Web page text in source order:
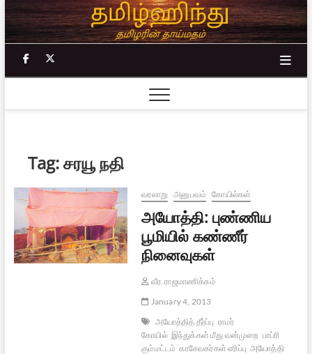
Skip
to
content
facebook
Tag:சரயூ நதி
வரலாறு அனுபவம் கோயில்கள்
அயோத்தி: புண்ணிய
பூமியில் கண்ணீர்
நினைவுகள்
வீர. ராஜமாணிக்கம்
January 4, 2013
அயோத்தித் தீர்ப்பு ராமர்
கோயில் இந்துக்கள் மீது வன்முறை பாப்ரி
கும்மட்டம் கரசேவகர்கள் எரிப்பு அயோத்தி